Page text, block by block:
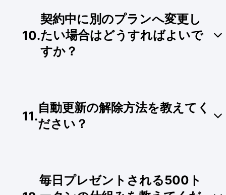
対応しており、安全かつスピーディーにオンライ
ン取引を完了いただけます。
10.
契約中に別のプランへ変更し
たい場合はどうすればよいで
すか？
すぐにトークンを追加したい場合：手続き内
トークンの追加を急がない場合：手続き内で
「サブスクリプションの解約のみ」を選択す
11.
自動更新の解除方法を教えてく
ださい？
いただけます。解約が完了すると、次回の課金サ
イクルからの自動更新が停止します。
毎日プレゼントされる500ト